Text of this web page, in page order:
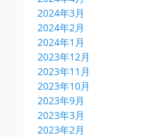
2024年3月
2024年2月
2024年1月
2023年12月
2023年11月
2023年10月
2023年9月
2023年3月
2023年2月